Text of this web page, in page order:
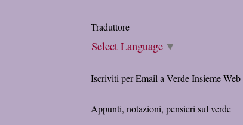
Traduttore
Select Language ▼
Iscriviti per Email a Verde Insieme Web
Appunti, notazioni, pensieri sul verde